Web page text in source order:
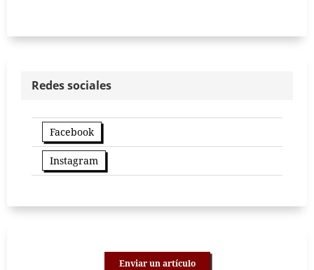
Redes sociales
Facebook
Instagram
Enviar un artículo